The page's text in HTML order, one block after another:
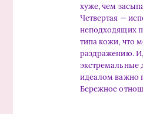
хуже, чем
Четвертая —
неподходящих
типа кожи, что
раздражению.
экстремальные
идеалом важно
Бережное